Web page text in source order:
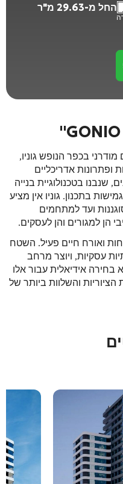
החל מ-29.63 מ"ר
בכפר הנופש גוניו,
ופתרונות אדריכליים
שנבנו בטכנולוגיית בנייה
בתכנון. גוניו אין מציע
ועד למתחמים
הן למגורים והן לעסקים.
ואורח חיים פעיל. השטח
עסקיות, ויוצר מרחב
בחירה אידיאלית עבור אלו
והשלוות ביותר של